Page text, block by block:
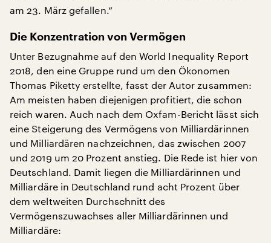
am 23. März gefallen.“
Die Konzentration von Vermögen
Unter Bezugnahme auf den World Inequality Report
2018, den eine Gruppe rund um den Ökonomen
Thomas Piketty erstellte, fasst der Autor zusammen:
Am meisten haben diejenigen profitiert, die schon
reich waren. Auch nach dem Oxfam-Bericht lässt sich
eine Steigerung des Vermögens von Milliardärinnen
und Milliardären nachzeichnen, das zwischen 2007
und 2019 um 20 Prozent anstieg. Die Rede ist hier von
Deutschland. Damit liegen die Milliardärinnen und
Milliardäre in Deutschland rund acht Prozent über
dem weltweiten Durchschnitt des
Vermögenszuwachses aller Milliardärinnen und
Milliardäre: